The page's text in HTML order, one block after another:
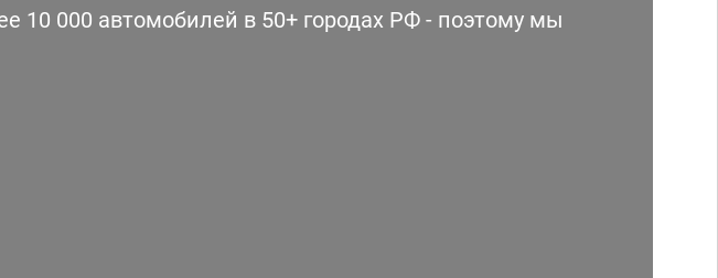
000 автомобилей в 50+ городах РФ - поэтому мы